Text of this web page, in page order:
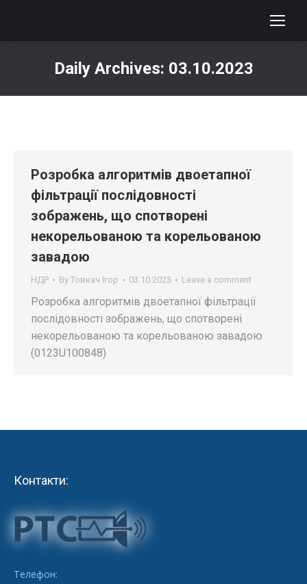
Daily Archives: 03.10.2023
Розробка алгоритмів двоетапної
фільтрації послідовності
зображень, що спотворені
некорельованою та корельованою
завадою
НДР By Товкач Ігор 03.10.2023 Leave a comment
Розробка алгоритмів двоетапної фільтрації
послідовності зображень, що спотворені
некорельованою та корельованою завадою
(0123U100848)
Контакти:
Телефон: